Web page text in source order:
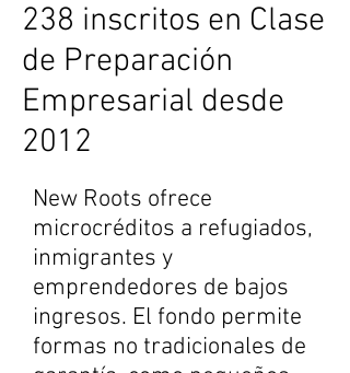
238 inscritos en Clase
de Preparación
Empresarial desde
2012
New Roots ofrece
microcréditos a refugiados,
inmigrantes y
emprendedores de bajos
ingresos. El fondo permite
formas no tradicionales de